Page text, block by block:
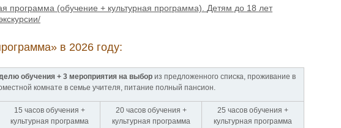
программа (обучение + культурная программа). Детям до 18 лет
в 2026 году:
обучения + 3 мероприятия на выбор из предложенного списка, проживание в
комнате в семье учителя, питание полный пансион.
15 часов обучения +
культурная программа
20 часов обучения +
культурная программа
25 часов обучения +
культурная программа